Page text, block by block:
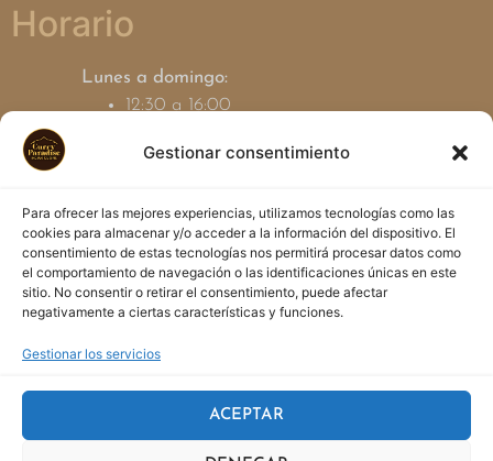
Gestionar consentimiento
Para ofrecer las mejores experiencias, utilizamos tecnologías como las
cookies para almacenar y/o acceder a la información del dispositivo. El
consentimiento de estas tecnologías nos permitirá procesar datos como
el comportamiento de navegación o las identificaciones únicas en este
sitio. No consentir o retirar el consentimiento, puede afectar
negativamente a ciertas características y funciones.
Gestionar los servicios
ACEPTAR
Horario
Lunes a domingo:
12:30 a 16:00
Contacto
877 65 01 78
info@curryparadise.es